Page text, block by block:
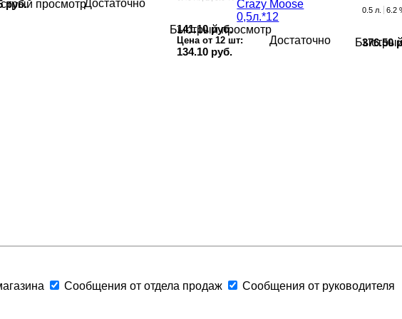
просмотр
руб. Достаточно
Быстрый просмотр
141.10 руб.
Цена от 12 шт:
134.10 руб.
Достаточно
0.5 л. 6.2
376.50
Сообщения от отдела продаж Сообщения от руководителя